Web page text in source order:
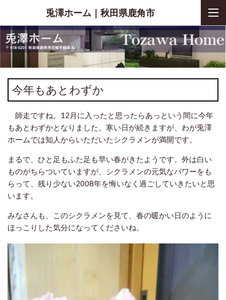
兎澤ホーム｜秋田県鹿角市
今年もあとわずか
師走ですね。12月に入ったと思ったらあっという間に今年
もあとわずかとなりました。寒い日が続きますが、わが兎澤
ホームでは知人からいただいたシクラメンが満開です。
まるで、ひと足もふた足も早い春がきたようです。外は白い
ものがちらついていますが、シクラメンの元気なパワーをも
らって、残り少ない2008年を悔いなく過ごしていきたいと思
います。
みなさんも、このシクラメンを見て、春の暖かい日のように
ほっこりした気分になってくださいね。